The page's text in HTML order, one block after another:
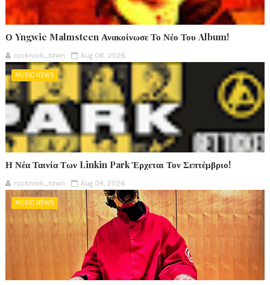
Ο Yngwie Malmsteen Ανακοίνωσε Το Νέο Του Album!
rocknroll_town Aug 06, 2026
MUSIC NEWS
Η Νέα Ταινία Των Linkin Park Έρχεται Τον Σεπτέμβριο!
rocknroll_town Aug 04, 2026
MUSIC NEWS